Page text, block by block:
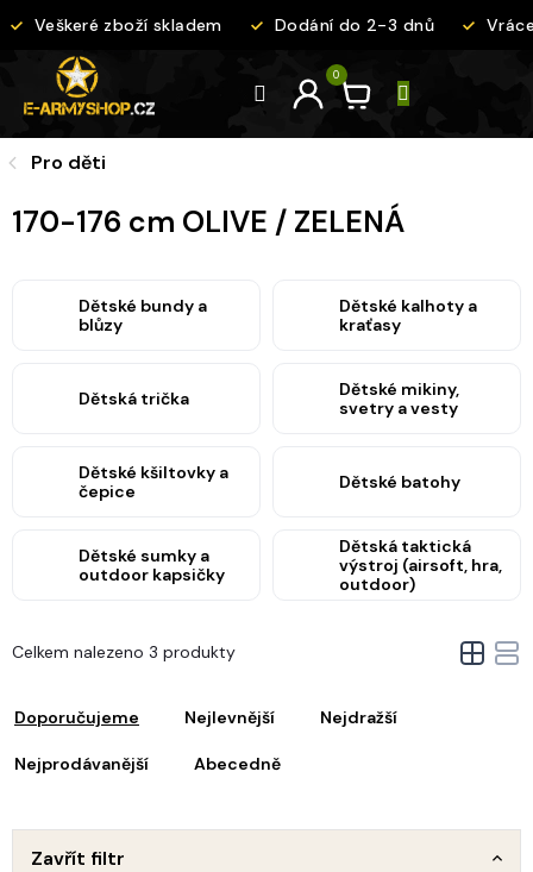
na
Veškeré zboží skladem Dodání do 2-3 dnů
Pro děti
170-176 cm OLIVE / ZELENÁ
Dětské bundy a
blůzy
Dětské kalhoty a
kraťasy
Dětská trička
Dětské mikiny,
svetry a vesty
Dětské kšiltovky a
čepice
Dětské batohy
Dětské sumky a
outdoor kapsičky
Dětská taktická
výstroj (airsoft, hra,
outdoor)
Doporučujeme Nejlevnější Nejdražší
Nejprodávanější Abecedně
Celkem nalezeno 3 produkty
Zavřít filtr
V
ý
i
p
o